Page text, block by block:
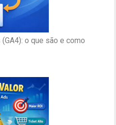
o que são e como